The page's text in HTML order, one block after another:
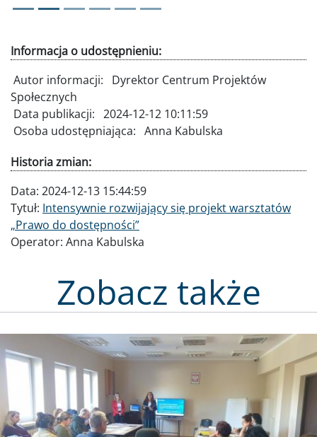
Informacja o udostępnieniu:
Autor informacji:
Dyrektor Centrum Projektów
Społecznych
Data publikacji: 2024-12-12 10:11:59
Osoba udostępniająca: Anna Kabulska
Historia zmian:
Data: 2024-12-13 15:44:59
Tytuł: Intensywnie rozwijający się projekt warsztatów
„Prawo do dostępności”
Operator: Anna Kabulska
Zobacz także